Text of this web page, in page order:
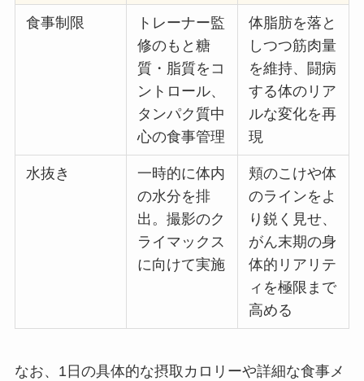
食事制限
トレーナー監
修のもと糖
質・脂質をコ
ントロール、
タンパク質中
心の食事管理
体脂肪を落と
しつつ筋肉量
を維持、闘病
する体のリア
ルな変化を再
現
水抜き
一時的に体内
の水分を排
出。撮影のク
ライマックス
に向けて実施
頬のこけや体
のラインをよ
り鋭く見せ、
がん末期の身
体的リアリテ
ィを極限まで
高める
なお、1日の具体的な摂取カロリーや詳細な食事メ